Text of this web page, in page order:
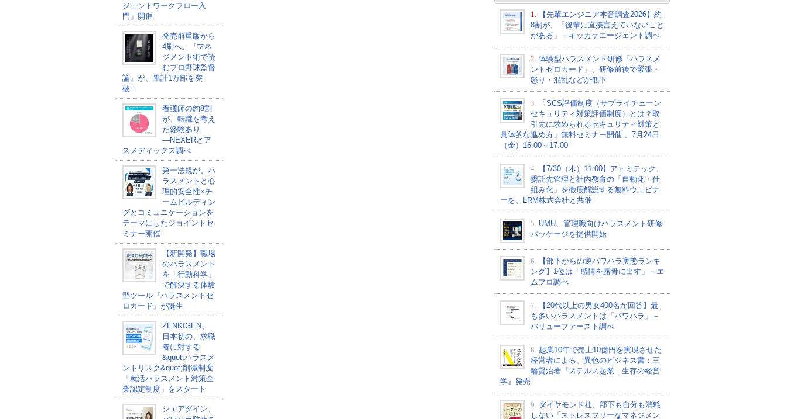
ジェントワークフロー入
門」開催
発売前重版から
4刷へ。『マネ
ジメント術で読
むプロ野球監督
論』が、累計1万部を突
破！
看護師の約8割
が、転職を考え
た経験あり
―NEXERとア
スメディックス調べ
第一法規が、ハ
ラスメントと心
理的安全性×チ
ームビルディン
グとコミュニケーションを
テーマにしたジョイントセ
ミナー開催
【新開発】職場
のハラスメント
を「行動科学」
で解決する体験
型ツール『ハラスメントゼ
ロカード』が誕生
ZENKIGEN、
日本初の、求職
者に対する
&quot;ハラスメ
ントリスク&quot;削減制度
「就活ハラスメント対策企
業認定制度」をスタート
シェアダイン、
1.
【先輩エンジニア本音調査2026】約
8割が、「後輩に直接言えていないこと
がある」－キッカケエージェント調べ
2. 体験型ハラスメント研修「ハラスメ
ントゼロカード」、研修前後で緊張・
怒り・混乱などが低下
3.
「SCS評価制度（サプライチェーン
セキュリティ対策評価制度）とは？取
引先に求められるセキュリティ対策と
具体的な進め方」無料セミナー開催 、7月24日
（金）16:00～17:00
4.
【7/30（木）11:00】アトミテック、
委託先管理と社内教育の「自動化・仕
組み化」を徹底解説する無料ウェビナ
ーを、LRM株式会社と共催
5. UMU、管理職向けハラスメント研修
パッケージを提供開始
6.
【部下からの逆パワハラ実態ランキ
ング】1位は「感情を露骨に出す」－エ
ムフロ調べ
7.
【20代以上の男女400名が回答】最
も多いハラスメントは「パワハラ」－
バリューファースト調べ
8. 起業10年で売上10億円を実現させた
経営者による、異色のビジネス書：三
輪賢治著『ステルス起業 生存の経営
学』発売
9. ダイヤモンド社、部下も自分も消耗
しない「ストレスフリーなマネジメン